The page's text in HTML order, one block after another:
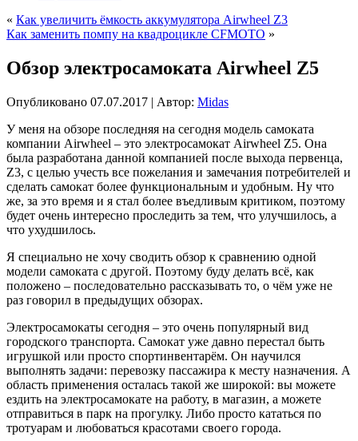
« Как увеличить ёмкость аккумулятора Airwheel Z3
Как заменить помпу на квадроцикле CFMOTO »
Обзор электросамоката Airwheel Z5
Опубликовано 07.07.2017 | Автор: Midas
У меня на обзоре последняя на сегодня модель самоката
компании Airwheel – это электросамокат Airwheel Z5. Она
была разработана данной компанией после выхода первенца,
Z3, с целью учесть все пожелания и замечания потребителей и
сделать самокат более функциональным и удобным. Ну что
же, за это время и я стал более въедливым критиком, поэтому
будет очень интересно проследить за тем, что улучшилось, а
что ухудшилось.
Я специально не хочу сводить обзор к сравнению одной
модели самоката с другой. Поэтому буду делать всё, как
положено – последовательно рассказывать то, о чём уже не
раз говорил в предыдущих обзорах.
Электросамокаты сегодня – это очень популярный вид
городского транспорта. Самокат уже давно перестал быть
игрушкой или просто спортинвентарём. Он научился
выполнять задачи: перевозку пассажира к месту назначения. А
область применения осталась такой же широкой: вы можете
ездить на электросамокате на работу, в магазин, а можете
отправиться в парк на прогулку. Либо просто кататься по
тротуарам и любоваться красотами своего города.